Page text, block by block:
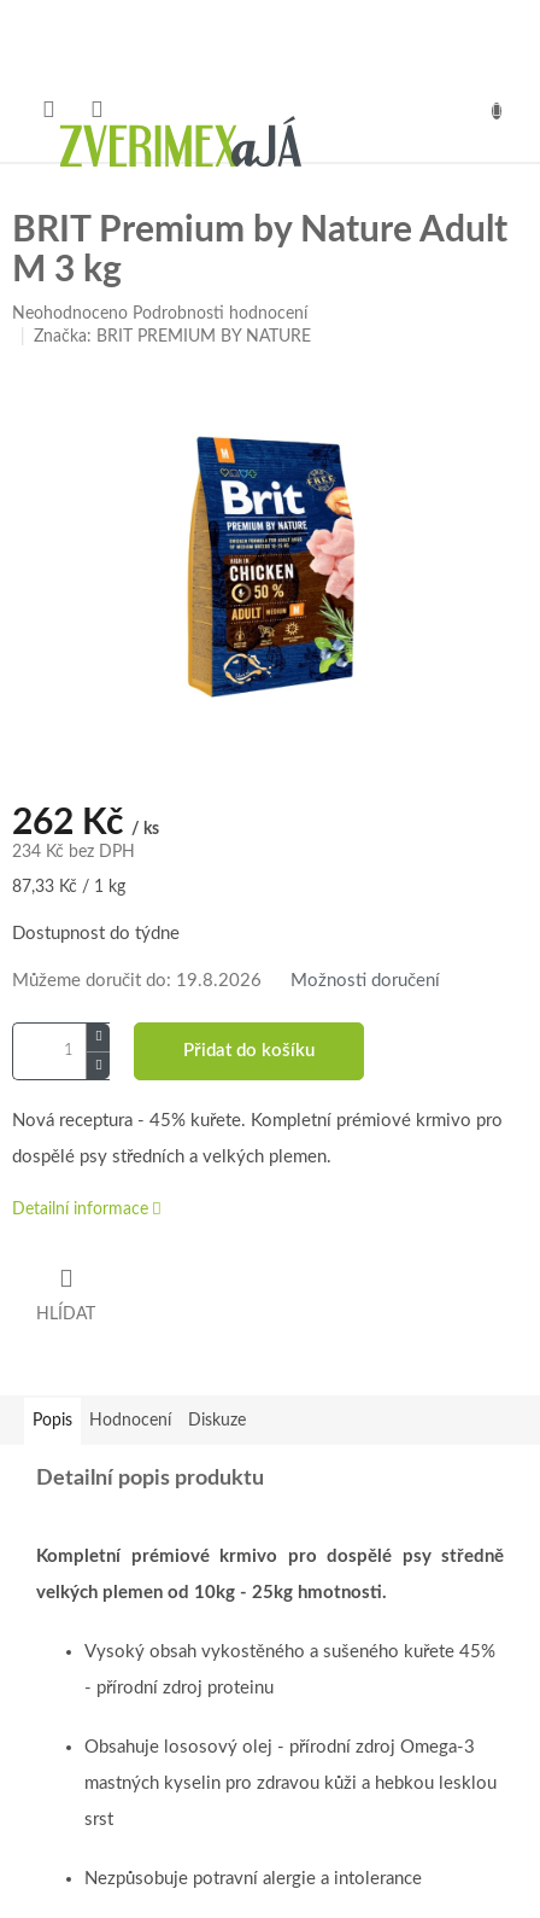
BRIT Premium by Nature Adult
M 3 kg
Průměrné
hodnocení
Neohodnoceno Podrobnosti hodnocení
Značka: BRIT PREMIUM BY NATURE
262 Kč / ks
234 Kč bez DPH
Měrná
87,33 Kč / 1 kg
Dostupnost do týdne
Můžeme doručit do: 19.8.2026 Možnosti doručení
Přidat do košíku
Nová receptura - 45% kuřete. Kompletní prémiové krmivo pro
dospělé psy středních a velkých plemen.
Detailní informace
HLÍDAT
Popis Hodnocení Diskuze
Detailní popis produktu
Kompletní prémiové krmivo pro dospělé psy středně
velkých plemen od 10kg - 25kg hmotnosti.
Vysoký obsah vykostěného a sušeného kuřete 45%
- přírodní zdroj proteinu
Obsahuje lososový olej - přírodní zdroj Omega-3
mastných kyselin pro zdravou kůži a hebkou lesklou
srst
Nezpůsobuje potravní alergie a intolerance